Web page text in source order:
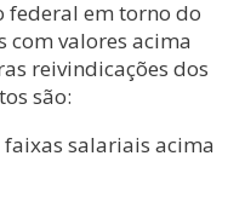
federal em torno do
com valores acima
reivindicações dos
são:
salariais acima